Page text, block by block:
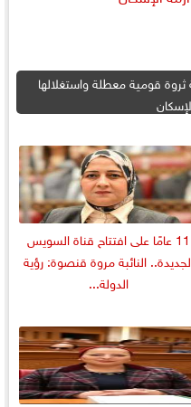
قومية معطلة واستغلالها
11 عامًا على افتتاح قناة السويس
النائبة مروة قنصوة: رؤية
الدولة...